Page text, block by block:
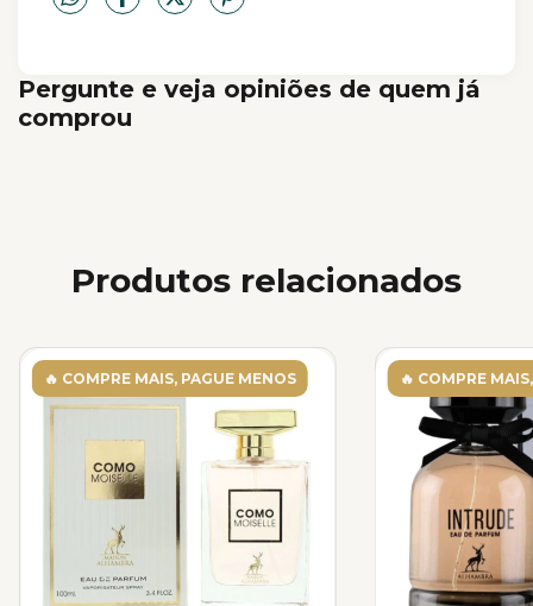
Pergunte e veja opiniões de quem já
comprou
Produtos relacionados
🔥 COMPRE MAIS, PAGUE MENOS 🔥 COMPRE